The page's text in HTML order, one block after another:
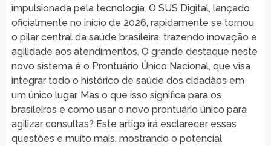
impulsionada pela tecnologia. O SUS Digital, lançado
oficialmente no início de 2026, rapidamente se tornou
o pilar central da saúde brasileira, trazendo inovação e
agilidade aos atendimentos. O grande destaque neste
novo sistema é o Prontuário Único Nacional, que visa
integrar todo o histórico de saúde dos cidadãos em
um único lugar. Mas o que isso significa para os
brasileiros e como usar o novo prontuário único para
agilizar consultas? Este artigo irá esclarecer essas
questões e muito mais, mostrando o potencial